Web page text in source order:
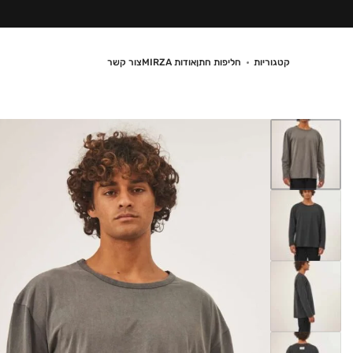
קטגוריות חליפות חתןאודות MIRZA צור קשר